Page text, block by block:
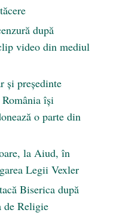
după
video din mediul
și președinte
își
o parte din
la Aiud, în
Legii Vexler
Biserica după
de Religie